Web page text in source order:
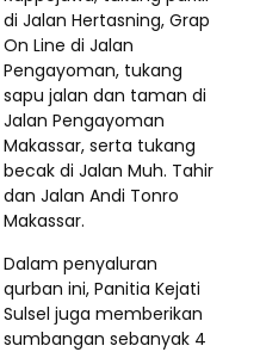
di Jalan Hertasning, Grap
On Line di Jalan
Pengayoman, tukang
sapu jalan dan taman di
Jalan Pengayoman
Makassar, serta tukang
becak di Jalan Muh. Tahir
dan Jalan Andi Tonro
Makassar.
Dalam penyaluran
qurban ini, Panitia Kejati
Sulsel juga memberikan
sumbangan sebanyak 4